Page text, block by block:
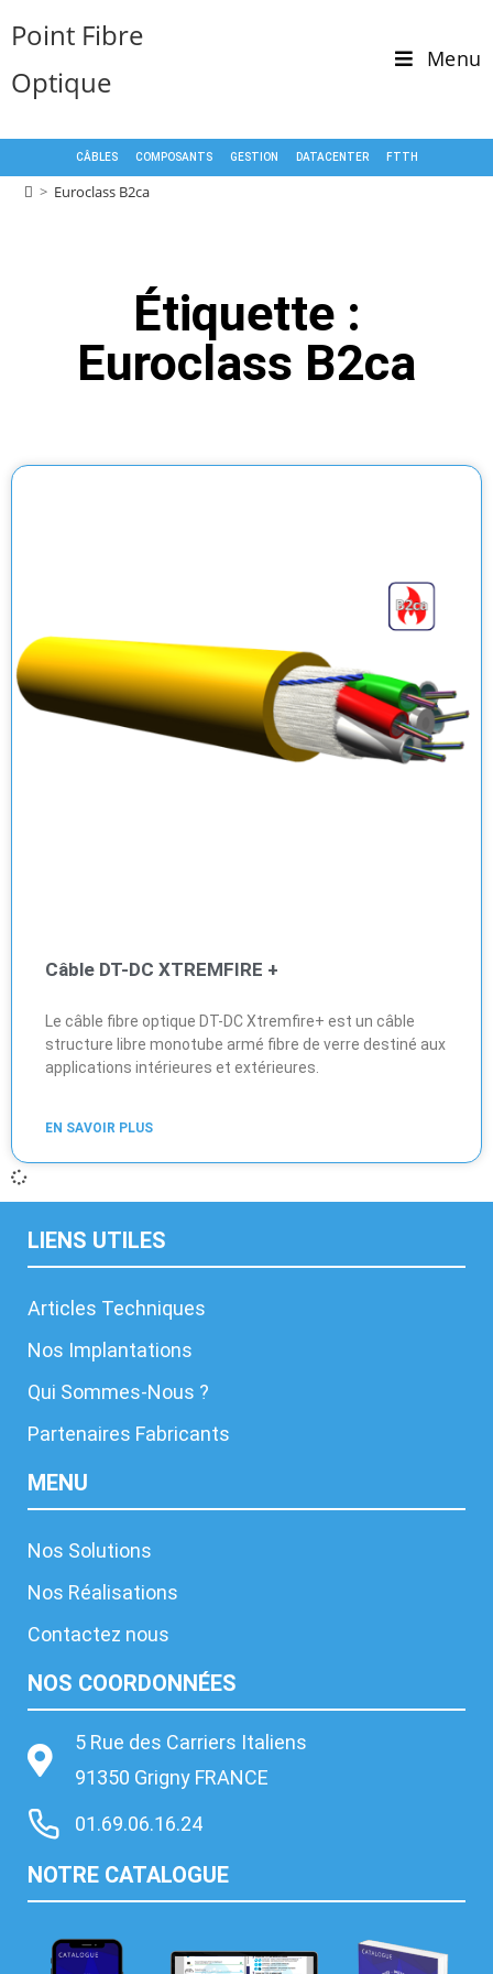
Point Fibre
Optique
Menu
CÂBLES COMPOSANTS GESTION DATACENTER FTTH
> Euroclass B2ca
Étiquette :
Euroclass B2ca
Câble DT-DC XTREMFIRE +
Le câble fibre optique DT-DC Xtremfire+ est un câble
structure libre monotube armé fibre de verre destiné aux
applications intérieures et extérieures.
EN SAVOIR PLUS
LIENS UTILES
Articles Techniques
Nos Implantations
Qui Sommes-Nous ?
Partenaires Fabricants
MENU
Nos Solutions
Nos Réalisations
Contactez nous
NOS COORDONNÉES
5 Rue des Carriers Italiens
91350 Grigny FRANCE
01.69.06.16.24
NOTRE CATALOGUE